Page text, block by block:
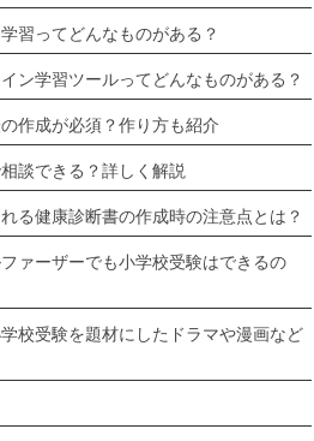
習ってどんなものがある？
ン学習ツールってどんなものがある？
作成が必須？作り方も紹介
談できる？詳しく解説
る健康診断書の作成時の注意点とは？
ァーザーでも小学校受験はできるの
校受験を題材にしたドラマや漫画など